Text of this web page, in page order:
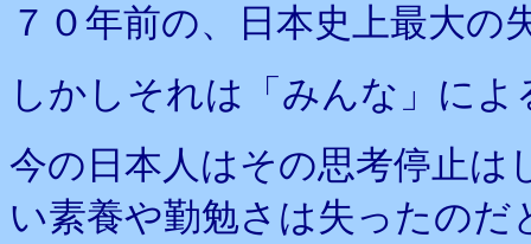
７０年前の、日本史上最大
しかしそれは「みんな」に
今の日本人はその思考停止
い素養や勤勉さは失ったのだ